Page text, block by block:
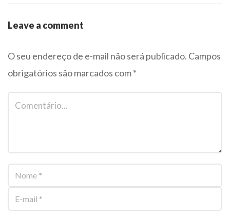
Leave a comment
O seu endereço de e-mail não será publicado. Campos
obrigatórios são marcados com*